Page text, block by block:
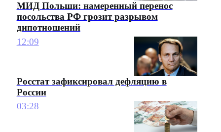
МИД Польши: намеренный перенос
посольства РФ грозит разрывом
дипотношений
12:09
Росстат зафиксировал дефляцию в
России
03:28